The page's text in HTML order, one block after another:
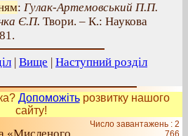
: Гулак-Артемовський П.П.
Є.П. Твори. – К.: Наукова
| Вище | Наступний розділ
Допоможітьрозвитку нашого
сайту!
Число завантажень : 2
766